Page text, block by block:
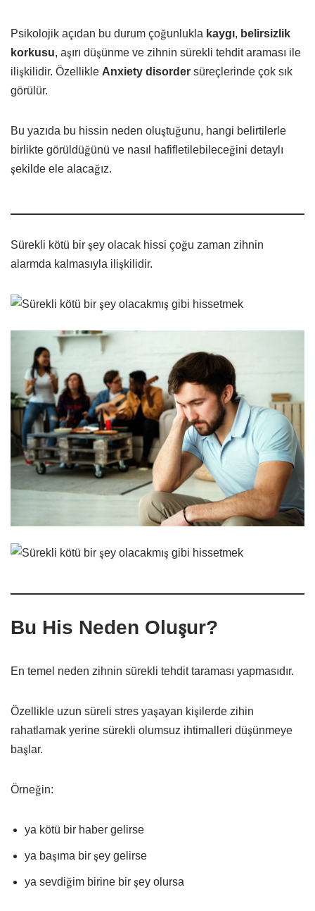
Psikolojik açıdan bu durum çoğunlukla kaygı, belirsizlik
korkusu, aşırı düşünme ve zihnin sürekli tehdit araması ile
ilişkilidir. Özellikle Anxiety disorder süreçlerinde çok sık
görülür.
Bu yazıda bu hissin neden oluştuğunu, hangi belirtilerle
birlikte görüldüğünü ve nasıl hafifletilebileceğini detaylı
şekilde ele alacağız.
Sürekli kötü bir şey olacak hissi çoğu zaman zihnin
alarmda kalmasıyla ilişkilidir.
Bu His Neden Oluşur?
En temel neden zihnin sürekli tehdit taraması yapmasıdır.
Özellikle uzun süreli stres yaşayan kişilerde zihin
rahatlamak yerine sürekli olumsuz ihtimalleri düşünmeye
başlar.
Örneğin:
ya kötü bir haber gelirse
ya başıma bir şey gelirse
ya sevdiğim birine bir şey olursa